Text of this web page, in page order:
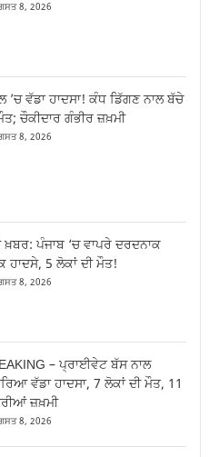
8, 2026
’ਚ ਵੱਡਾ ਹਾਦਸਾ! ਕੰਧ ਡਿੱਗਣ ਨਾਲ ਬੱਚੇ
ਚੌਕੀਦਾਰ ਗੰਭੀਰ ਜ਼ਖ਼ਮੀ
8, 2026
ਖ਼ਬਰ: ਪੰਜਾਬ ‘ਚ ਵਾਪਰੇ ਦਰਦਨਾਕ
ਹਾਦਸੇ, 5 ਲੋਕਾਂ ਦੀ ਮੌਤ!
8, 2026
– ਪ੍ਰਾਈਵੇਟ ਬੱਸ ਨਾਲ
ਵੱਡਾ ਹਾਦਸਾ, 7 ਲੋਕਾਂ ਦੀ ਮੌਤ, 11
ਜ਼ਖ਼ਮੀ
8, 2026